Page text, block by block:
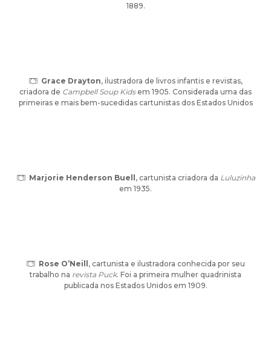
1889.
Grace Drayton, ilustradora de livros infantis e revistas,
criadora de Campbell Soup Kidsem 1905. Considerada uma das
primeiras e mais bem-sucedidas cartunistas dos Estados Unidos
Marjorie Henderson Buell , cartunista criadora da Luluzinha
em 1935.
Rose O’Neill , cartunista e ilustradora conhecida por seu
trabalho na revista Puck. Foi a primeira mulher quadrinista
publicada nos Estados Unidos em 1909.